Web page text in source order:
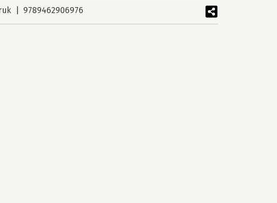
9789462906976